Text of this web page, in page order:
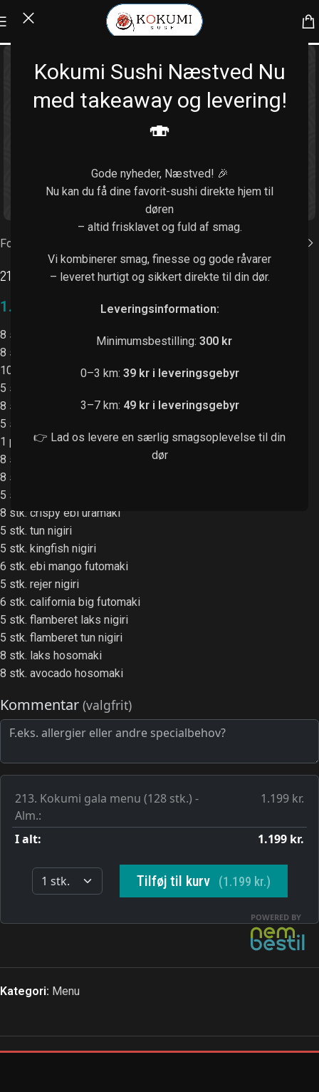
Kokumi Sushi Næstved Nu
med takeaway og levering!
🍣
Gode nyheder, Næstved! 🎉
Nu kan du få dine favorit-sushi direkte hjem til
døren
– altid frisklavet og fuld af smag.
Vi kombinerer smag, finesse og gode råvarer
– leveret hurtigt og sikkert direkte til din dør.
Leveringsinformation:
Minimumsbestilling: 300 kr
0–3 km: 39 kr i leveringsgebyr
3–7 km: 49 kr i leveringsgebyr
👉 Lad os levere en særlig smagsoplevelse til din
dør
Klik for at forstørre
Forside
213. Kokumi gala menu (128 stk.)
1.199,00
8 stk. sparkling laks kaburimaki
8 stk. sunshine kaburimaki
10 stk. forårsruller
5 stk. kyllingebryst sticks
8 stk. crispy rainbow kaburimaki
5 stk. yake gyoza
1 portion edamame
8 stk. hawaii uramaki
8 stk. alaska uramaki
5 stk. laks nigiri
8 stk. crispy ebi uramaki
5 stk. tun nigiri
5 stk. kingfish nigiri
6 stk. ebi mango futomaki
5 stk. rejer nigiri
6 stk. california big futomaki
5 stk. flamberet laks nigiri
5 stk. flamberet tun nigiri
8 stk. laks hosomaki
8 stk. avocado hosomaki
Kategori: Menu